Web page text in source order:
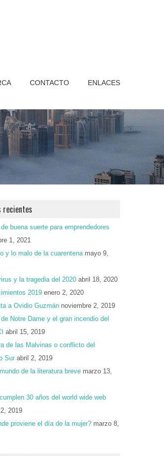
CONTACTO ENLACES
recientes
buena suerte para emprendedores
1, 2021
y lo malo de la cuarentena mayo 9,
y la tragedia del 2020 abril 18, 2020
2019 enero 2, 2020
a Ovidio Guzmán noviembre 2, 2019
Notre Dame y el gran incendio del
abril 15, 2019
de las Malvinas o conflicto del
Sur abril 2, 2019
de la literatura breve marzo 13,
30 años del world wide web
2019
proviene el día de la mujer? marzo 8,